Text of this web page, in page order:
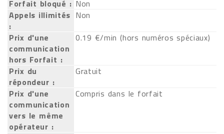
Forfait bloqué : Non
Appels illimités
:
Non
Prix d'une
communication
hors Forfait :
0.19 €/min (hors numéros spéciaux)
Prix du
répondeur :
Gratuit
Prix d'une
communication
vers le même
opérateur :
Compris dans le forfait